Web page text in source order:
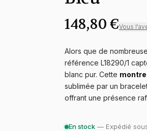
148,80 €Vous
Alors que de
référence L18290/1
blanc pur. Cette
sublimée par un
offrant une présence
En stock — Expédié